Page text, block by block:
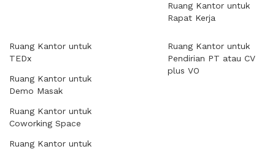
Ruang Kantor untuk
Rapat Kerja
Ruang Kantor untuk
TEDx
Ruang Kantor untuk
Demo Masak
Ruang Kantor untuk
Coworking Space
Ruang Kantor untuk
Ruang Kantor untuk
Pendirian PT atau CV
plus VO